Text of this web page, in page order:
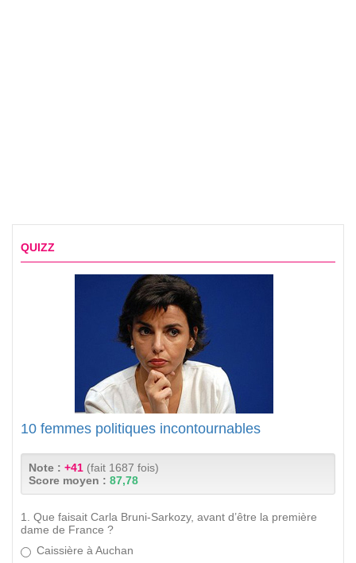
QUIZZ
10 femmes politiques incontournables
Note : +41 (fait 1687 fois)
Score moyen : 87,78
1. Que faisait Carla Bruni-Sarkozy, avant d’être la première
dame de France ?
Caissière à Auchan